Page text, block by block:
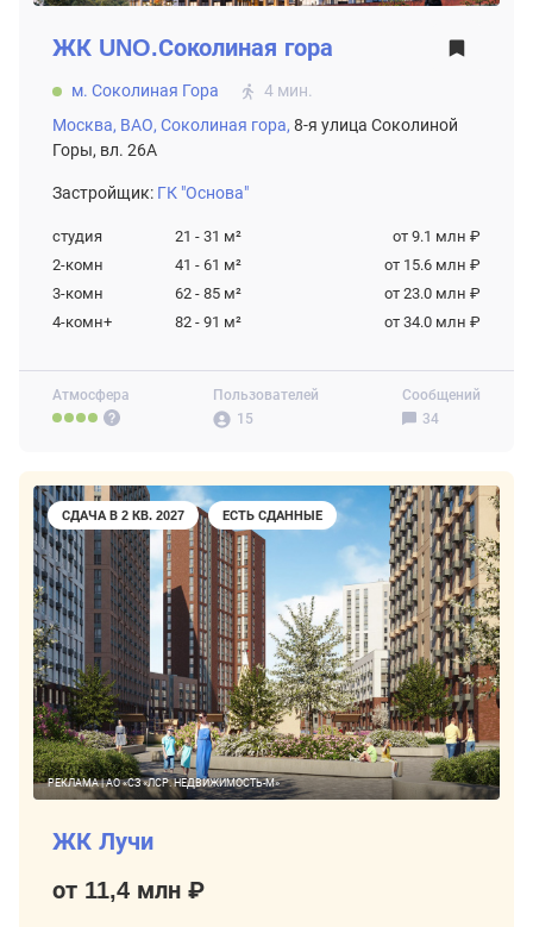
Атмосфера
Пользователей
15
Сообщений
34
ЖК UNO.Соколиная гора
м. Соколиная Гора
4 мин.
Москва, ВАО, Соколиная гора, 8-я улица Соколиной
Горы, вл. 26А
Застройщик: ГК "Основа"
студия 21 - 31 м²
от 9.1 млн ₽
2-комн
41 - 61 м²
от 15.6 млн ₽
3-комн
62 - 85 м²
от 23.0 млн ₽
4-комн+
82 - 91 м² от 34.0 млн ₽
СДАЧА В 2 КВ. 2027 ЕСТЬ СДАННЫЕ
РЕКЛАМА | АО «СЗ «ЛСР. НЕДВИЖИМОСТЬ-М»
ЖК Лучи
от 11,4 млн ₽